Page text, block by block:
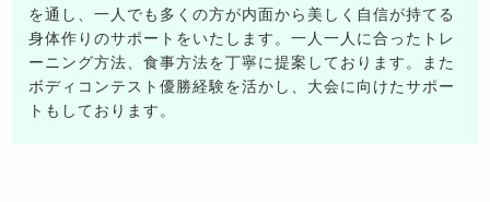
を通し、一人でも多くの方が内面から美しく自信が持てる
身体作りのサポートをいたします。一人一人に合ったトレ
ーニング方法、食事方法を丁寧に提案しております。また
ボディコンテスト優勝経験を活かし、大会に向けたサポー
トもしております。